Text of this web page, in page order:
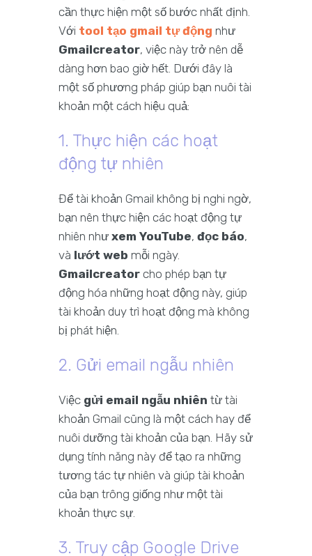
cần thực hiện một số bước nhất định.
Với tool tạo gmail tự động như
Gmailcreator, việc này trở nên dễ
dàng hơn bao giờ hết. Dưới đây là
một số phương pháp giúp bạn nuôi tài
khoản một cách hiệu quả:
1. Thực hiện các hoạt
động tự nhiên
Để tài khoản Gmail không bị nghi ngờ,
bạn nên thực hiện các hoạt động tự
nhiên như xem YouTube, đọc báo,
và lướt web mỗi ngày.
Gmailcreator cho phép bạn tự
động hóa những hoạt động này, giúp
tài khoản duy trì hoạt động mà không
bị phát hiện.
2. Gửi email ngẫu nhiên
Việc gửi email ngẫu nhiên từ tài
khoản Gmail cũng là một cách hay để
nuôi dưỡng tài khoản của bạn. Hãy sử
dụng tính năng này để tạo ra những
tương tác tự nhiên và giúp tài khoản
của bạn trông giống như một tài
khoản thực sự.
3. Truy cập Google Drive